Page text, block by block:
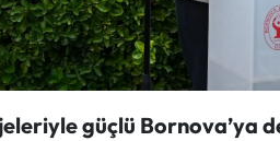
güçlü Bornova’ya